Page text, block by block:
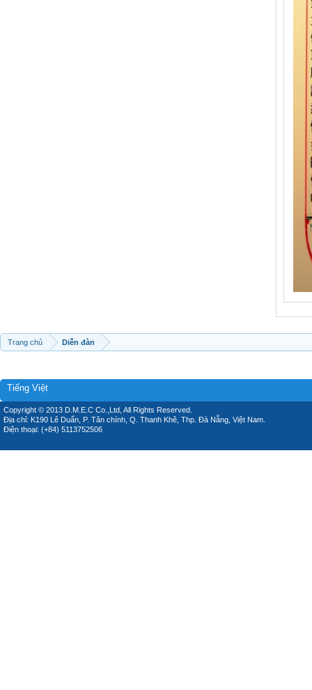
Trang chủ Diễn đàn
Tiếng Việt
Copyright © 2013 D.M.E.C Co.,Ltd, All Rights Reserved.
Địa chỉ: K190 Lê Duẩn, P. Tân chính, Q. Thanh Khê, Thp. Đà Nẵng, Việt Nam.
Điện thoại: (+84) 5113752506